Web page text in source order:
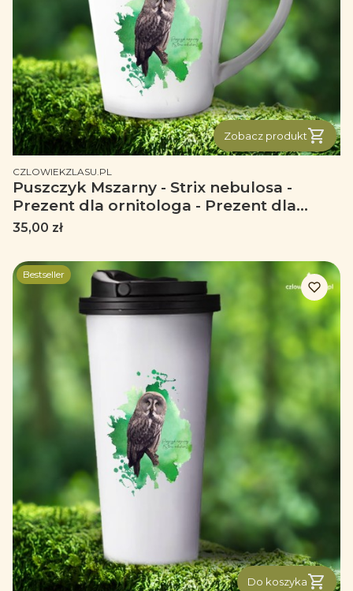
Zobacz produkt
PRODUCENT
CZLOWIEKZLASU.PL
Puszczyk Mszarny - Strix nebulosa -
Prezent dla ornitologa - Prezent dla
przyrodnika - Kubek latte
Cena
35,00 zł
Bestseller
Do koszyka